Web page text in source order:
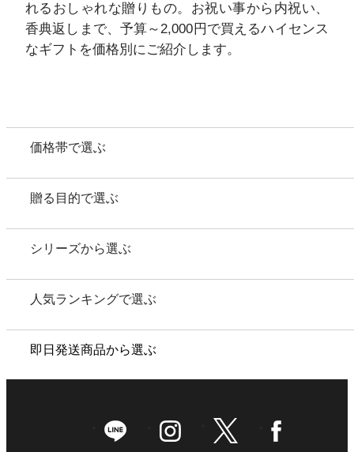
ご注文について
よくあるご質問
ギフト相談窓口
ポイントについて
ギフトを選ぶ
価格帯別
シリーズ別
れるおしゃれな贈りもの。お祝い事から内祝い、
香典返しまで、予算～2,000円で買えるハイセンス
なギフトを価格別にご紹介します。
価格帯で選ぶ
贈る目的で選ぶ
シリーズから選ぶ
人気ランキングで選ぶ
即日発送商品から選ぶ